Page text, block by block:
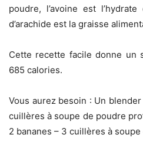
poudre, l’avoine est
d’arachide est la graisse
Cette recette facile donne un
685 calories.
Vous aurez besoin : Un
cuillères à soupe de poudre
2 bananes – 3 cuillères à soupe